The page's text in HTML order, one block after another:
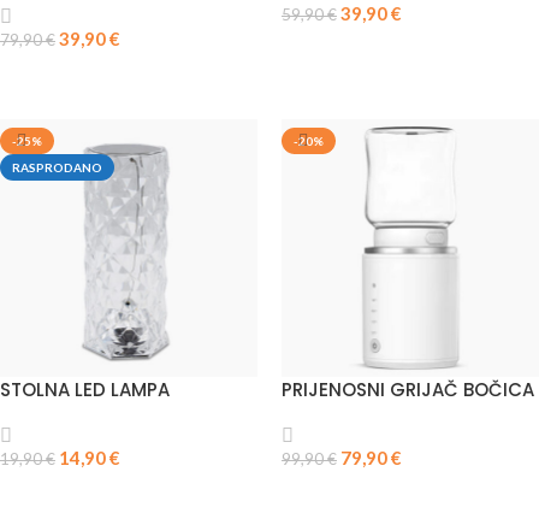
79,90€39,90€
59,90€39,90€
-25%
RASPRODANO
STOLNA LED LAMPA
19,90€ 14,90€
-20%
PRIJENOSNI GRIJAČ BOČICA
99,90€ 79,90€